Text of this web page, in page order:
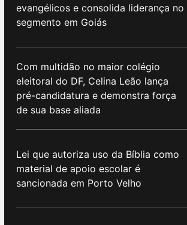
evangélicos e consolida liderança no
segmento em Goiás
Com multidão no maior colégio
eleitoral do DF, Celina Leão lança
pré-candidatura e demonstra força
de sua base aliada
Lei que autoriza uso da Bíblia como
material de apoio escolar é
sancionada em Porto Velho